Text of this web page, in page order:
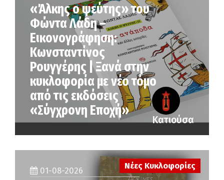
«Άλκης ο ψεύτης» του
Φώντα Λάδη –
Εικονογράφηση:
Κωνσταντίνος
Ρουγγέρης | Ξανά στην
κυκλοφορία με νέο τόμο
από τις εκδόσεις
«Σύγχρονη Εποχή»
Κατιούσα
01-08-2026
Νέες Κυκλοφορίες